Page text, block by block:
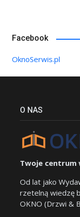
Facebook
OknoSerwis.pl
O NAS
Twoje
Od lat jako
rzetelną wiedzę
OKNO (Drzwi &